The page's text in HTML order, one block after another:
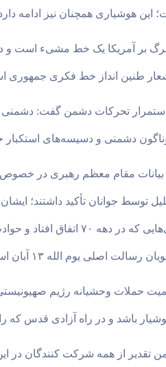
هوشیاری همچنان نیز ادامه
بر آمریکا یک خط مشیء است و
شعار طنین انداز خط فکری جمهوری
تحرکات دشمن گفت: دشمنی و
دشمنی و دسیسه‌های
مقام معظم رهبری در
توسط جوانان تأکید داشتند؛
اصلی یوم الله ۱۳ آبان است
حملات وحشیانه رژیم
باشد و در راه آزادی قدس که
تقدیر از همه شرکت کنندگان در